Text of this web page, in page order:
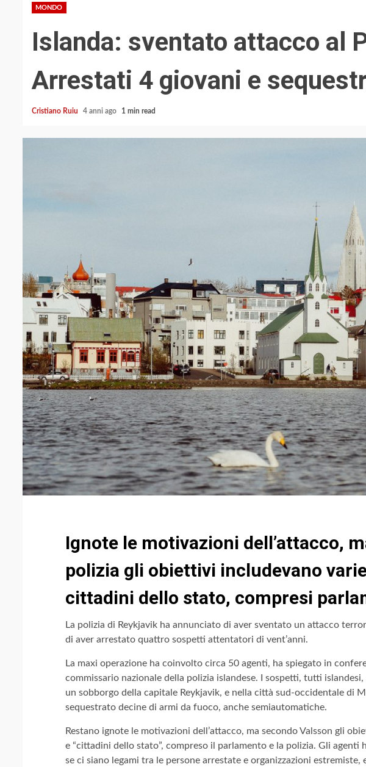
MONDO
Islanda: sventato attacco al
Arrestati 4 giovani e
Cristiano Ruiu 4 anni ago 1 min read
Ignote le motivazioni dell’attacco,
polizia gli obiettivi includevano
cittadini dello stato, compresi
La polizia di Reykjavik ha annunciato di aver sventato un attacco
di aver arrestato quattro sospetti attentatori di vent’anni.
La maxi operazione ha coinvolto circa 50 agenti, ha spiegato in
commissario nazionale della polizia islandese. I sospetti, tutti
un sobborgo della capitale Reykjavik, e nella città sud-occidentale di
sequestrato decine di armi da fuoco, anche semiautomatiche.
Restano ignote le motivazioni dell’attacco, ma secondo Valsson gli
e “cittadini dello stato”, compreso il parlamento e la polizia. Gli agenti
se ci siano legami tra le persone arrestate e organizzazioni